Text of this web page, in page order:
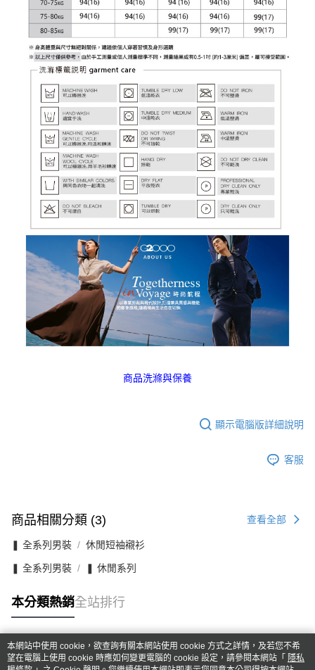
商品洗滌與保養
顯示電腦版詳細說明
客服
商品相關分類 (3) 查看全部
❚ 全系列男裝 休閒短袖襯衫
❚ 全系列男裝 ❚ 休閒系列
本分類熱銷全站排行
熱門標籤
本網站中使用 cookie，欲查詢有關本網站使用 cookie 方式之詳情，及若您不希
望在電腦上使用 cookie 時應如何變更電腦的 cookie 設定，請參閱本網站「 隱私